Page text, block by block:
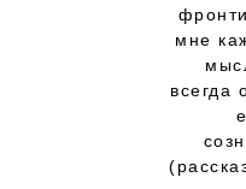
мне
всегда